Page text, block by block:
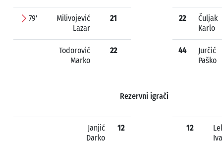
79'
Milivojević
Lazar
21
Todorović
Marko
22
22
Čuljak
Karlo
44
Jurčić
Paško
Rezervni igrači
Janjić
Darko
12 12